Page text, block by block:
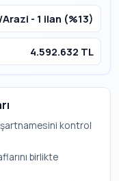
- 1 ilan (%13)
4.592.632 TL
kontrol
birlikte